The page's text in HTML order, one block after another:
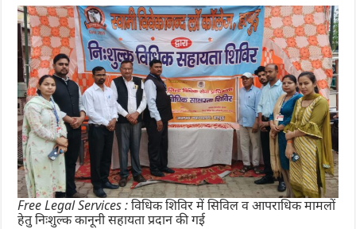
Free Legal Services : विधिक शिविर में सिविल व आपराधिक मामलों
हेतु निःशुल्क कानूनी सहायता प्रदान की गई